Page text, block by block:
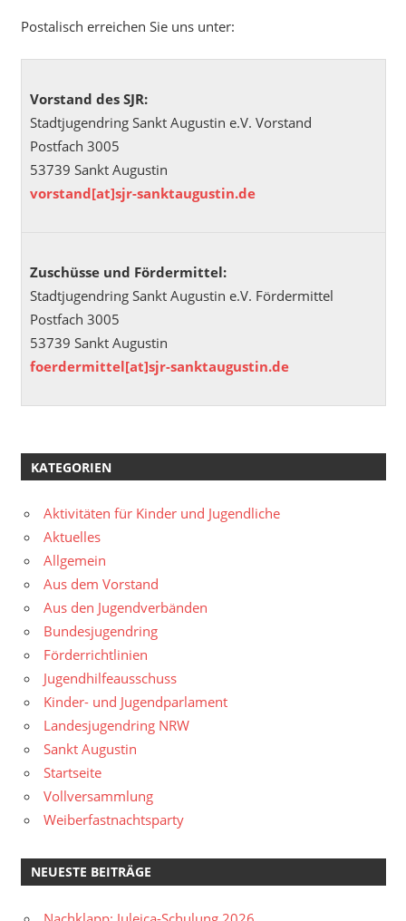
Postalisch erreichen Sie uns unter:
Vorstand des SJR:
Stadtjugendring Sankt Augustin e.V. Vorstand
Postfach 3005
53739 Sankt Augustin
vorstand[at]sjr-sanktaugustin.de
Zuschüsse und Fördermittel:
Stadtjugendring Sankt Augustin e.V. Fördermittel
Postfach 3005
53739 Sankt Augustin
foerdermittel[at]sjr-sanktaugustin.de
KATEGORIEN
Aktivitäten für Kinder und Jugendliche
Aktuelles
Allgemein
Aus dem Vorstand
Aus den Jugendverbänden
Bundesjugendring
Förderrichtlinien
Jugendhilfeausschuss
Kinder- und Jugendparlament
Landesjugendring NRW
Sankt Augustin
Startseite
Vollversammlung
Weiberfastnachtsparty
NEUESTE BEITRÄGE